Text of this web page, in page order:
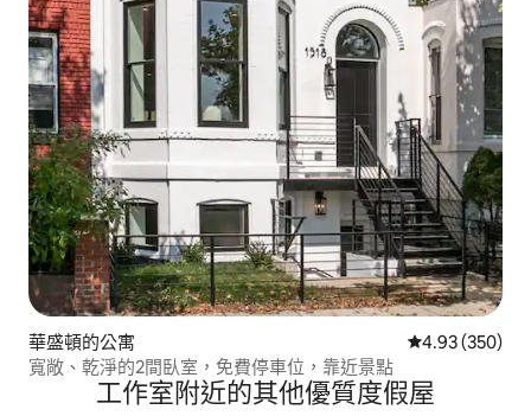
華盛頓的公寓 從 350 則評價
4.93 (350)
寬敞、乾淨的2間臥室，免費停車位，靠近景點
工作室附近的其他優質度假屋